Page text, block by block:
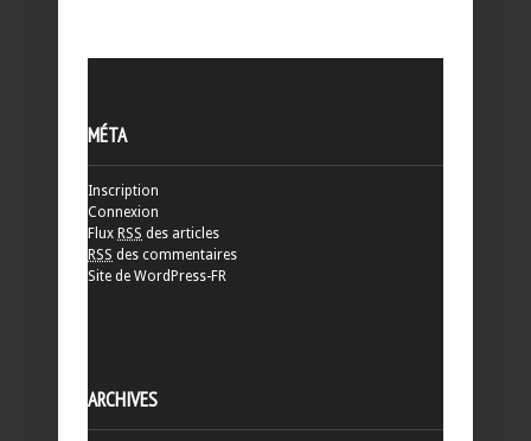
MÉTA
Inscription
Connexion
Flux RSS des articles
RSS des commentaires
Site de WordPress-FR
ARCHIVES